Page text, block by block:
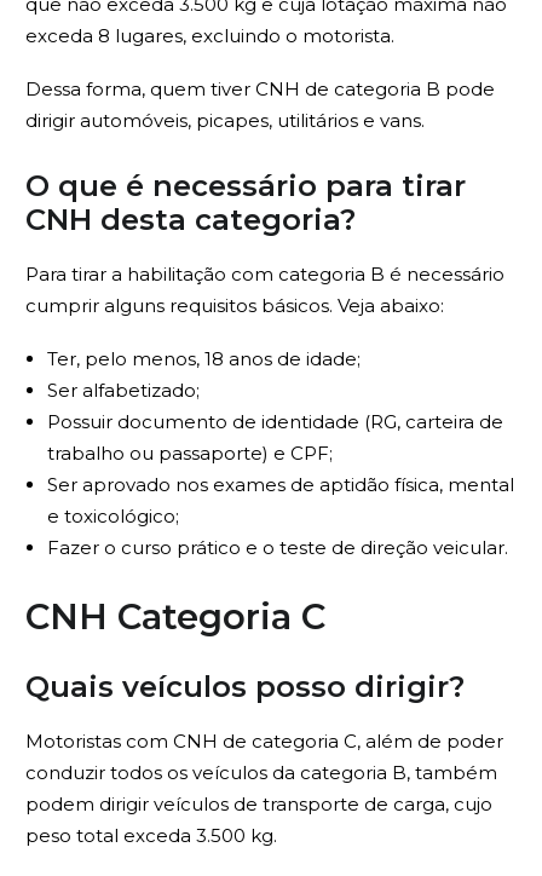
exceda 8 lugares, excluindo o motorista.
Dessa forma, quem tiver CNH de categoria B pode
dirigir automóveis, picapes, utilitários e vans.
O que é necessário para tirar
CNH desta categoria?
Para tirar a habilitação com categoria B é necessário
cumprir alguns requisitos básicos. Veja abaixo:
Ter, pelo menos, 18 anos de idade;
Ser alfabetizado;
Possuir documento de identidade (RG, carteira de
trabalho ou passaporte) e CPF;
Ser aprovado nos exames de aptidão física, mental
e toxicológico;
Fazer o curso prático e o teste de direção veicular.
CNH Categoria C
Quais veículos posso dirigir?
Motoristas com CNH de categoria C, além de poder
conduzir todos os veículos da categoria B, também
podem dirigir veículos de transporte de carga, cujo
peso total exceda 3.500 kg.